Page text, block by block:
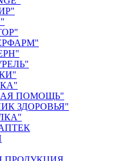
ПОМОЩЬ"
ЗДОРОВЬЯ"